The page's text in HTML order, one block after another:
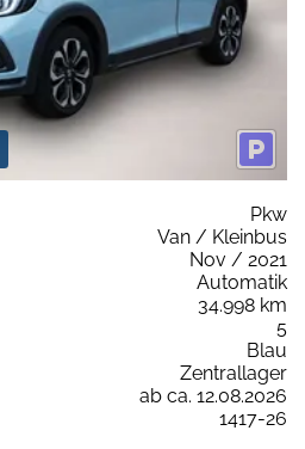
Pkw
Van / Kleinbus
Nov / 2021
Automatik
34.998 km
5
Blau
Zentrallager
ab ca. 12.08.2026
1417-26